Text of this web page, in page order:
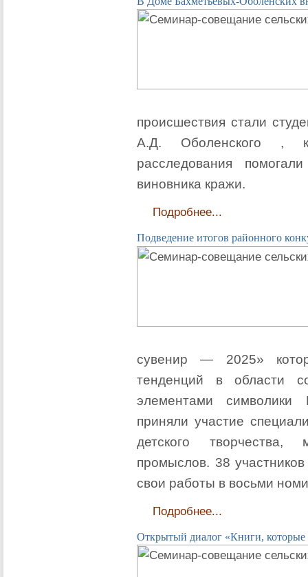
происшествия стали
А.Д. Оболенского ,
расследования
виновника кражи.
Подробнее...
Подведение итогов районного
сувенир — 2025»
тенденций в области
элементами символики
приняли участие
детского творчества,
промыслов. 38
свои работы в восьми
Подробнее...
Открытый диалог «Книги, которые